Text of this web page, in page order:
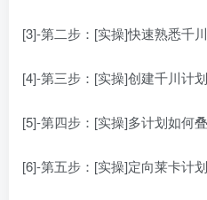
[3]-第二步：[实操]快速熟悉千
[4]-第三步：[实操]创建千川计
[5]-第四步：[实操]多计划如何
[6]-第五步：[实操]定向莱卡计